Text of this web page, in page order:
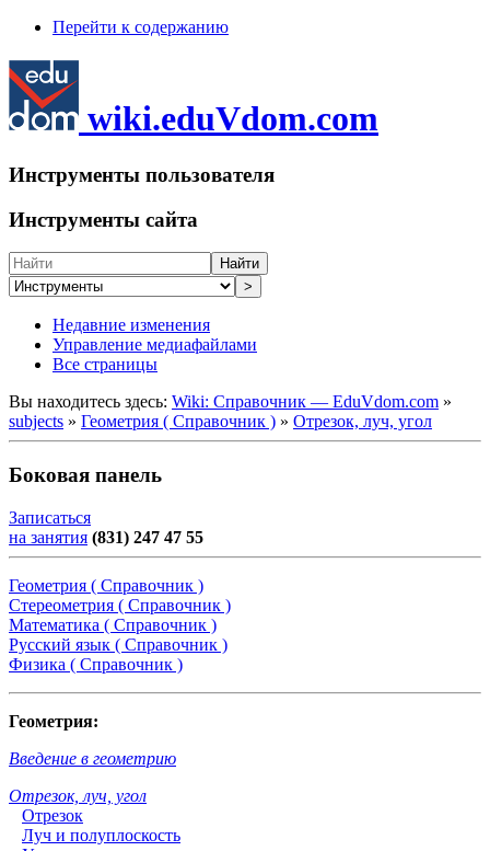
Перейти к содержанию
wiki.eduVdom.com
Инструменты пользователя
Инструменты сайта
Найти
>
Недавние изменения
Управление медиафайлами
Все страницы
Вы находитесь здесь: Wiki: Справочник — EduVdom.com »
subjects » Геометрия ( Справочник ) » Отрезок, луч, угол
Боковая панель
Записаться
на занятия (831) 247 47 55
Геометрия ( Справочник )
Стереометрия ( Справочник )
Математика ( Справочник )
Русский язык ( Справочник )
Физика ( Справочник )
Геометрия:
Введение в геометрию
Отрезок, луч, угол
Отрезок
Луч и полуплоскость